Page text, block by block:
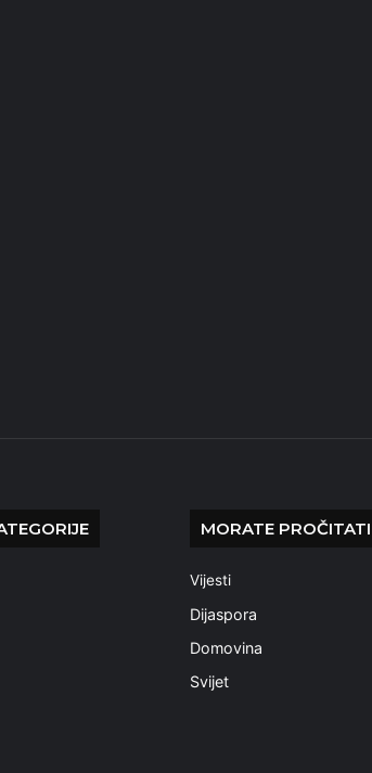
MORATE PROČITATI
Vijesti
Dijaspora
Domovina
Svijet